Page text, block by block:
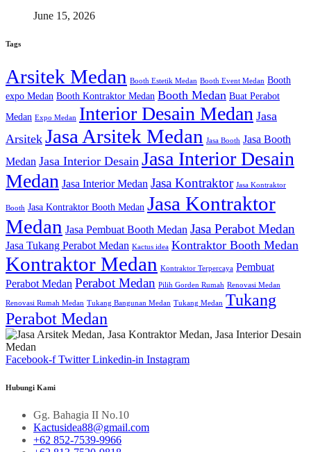
June 15, 2026
Tags
Arsitek Medan Booth Estetik Medan Booth Event Medan Booth
expo Medan Booth Kontraktor Medan Booth Medan Buat Perabot
Medan Expo Medan Interior Desain Medan Jasa
Arsitek Jasa Arsitek Medan Jasa Booth Jasa Booth
Medan Jasa Interior Desain Jasa Interior Desain
Medan Jasa Interior Medan Jasa Kontraktor Jasa Kontraktor
Booth Jasa Kontraktor Booth Medan Jasa Kontraktor
Medan Jasa Pembuat Booth Medan Jasa Perabot Medan
Jasa Tukang Perabot Medan Kactus idea Kontraktor Booth Medan
Kontraktor Medan Kontraktor Terpercaya Pembuat
Perabot Medan Perabot Medan Pilih Gorden Rumah Renovasi Medan
Renovasi Rumah Medan Tukang Bangunan Medan Tukang Medan Tukang
Perabot Medan
Facebook-f Twitter Linkedin-in Instagram
Hubungi Kami
Gg. Bahagia II No.10
Kactusidea88@gmail.com
+62 852-7539-9966